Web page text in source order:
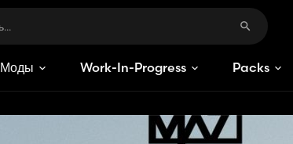
Моды Work-In-Progress Packs